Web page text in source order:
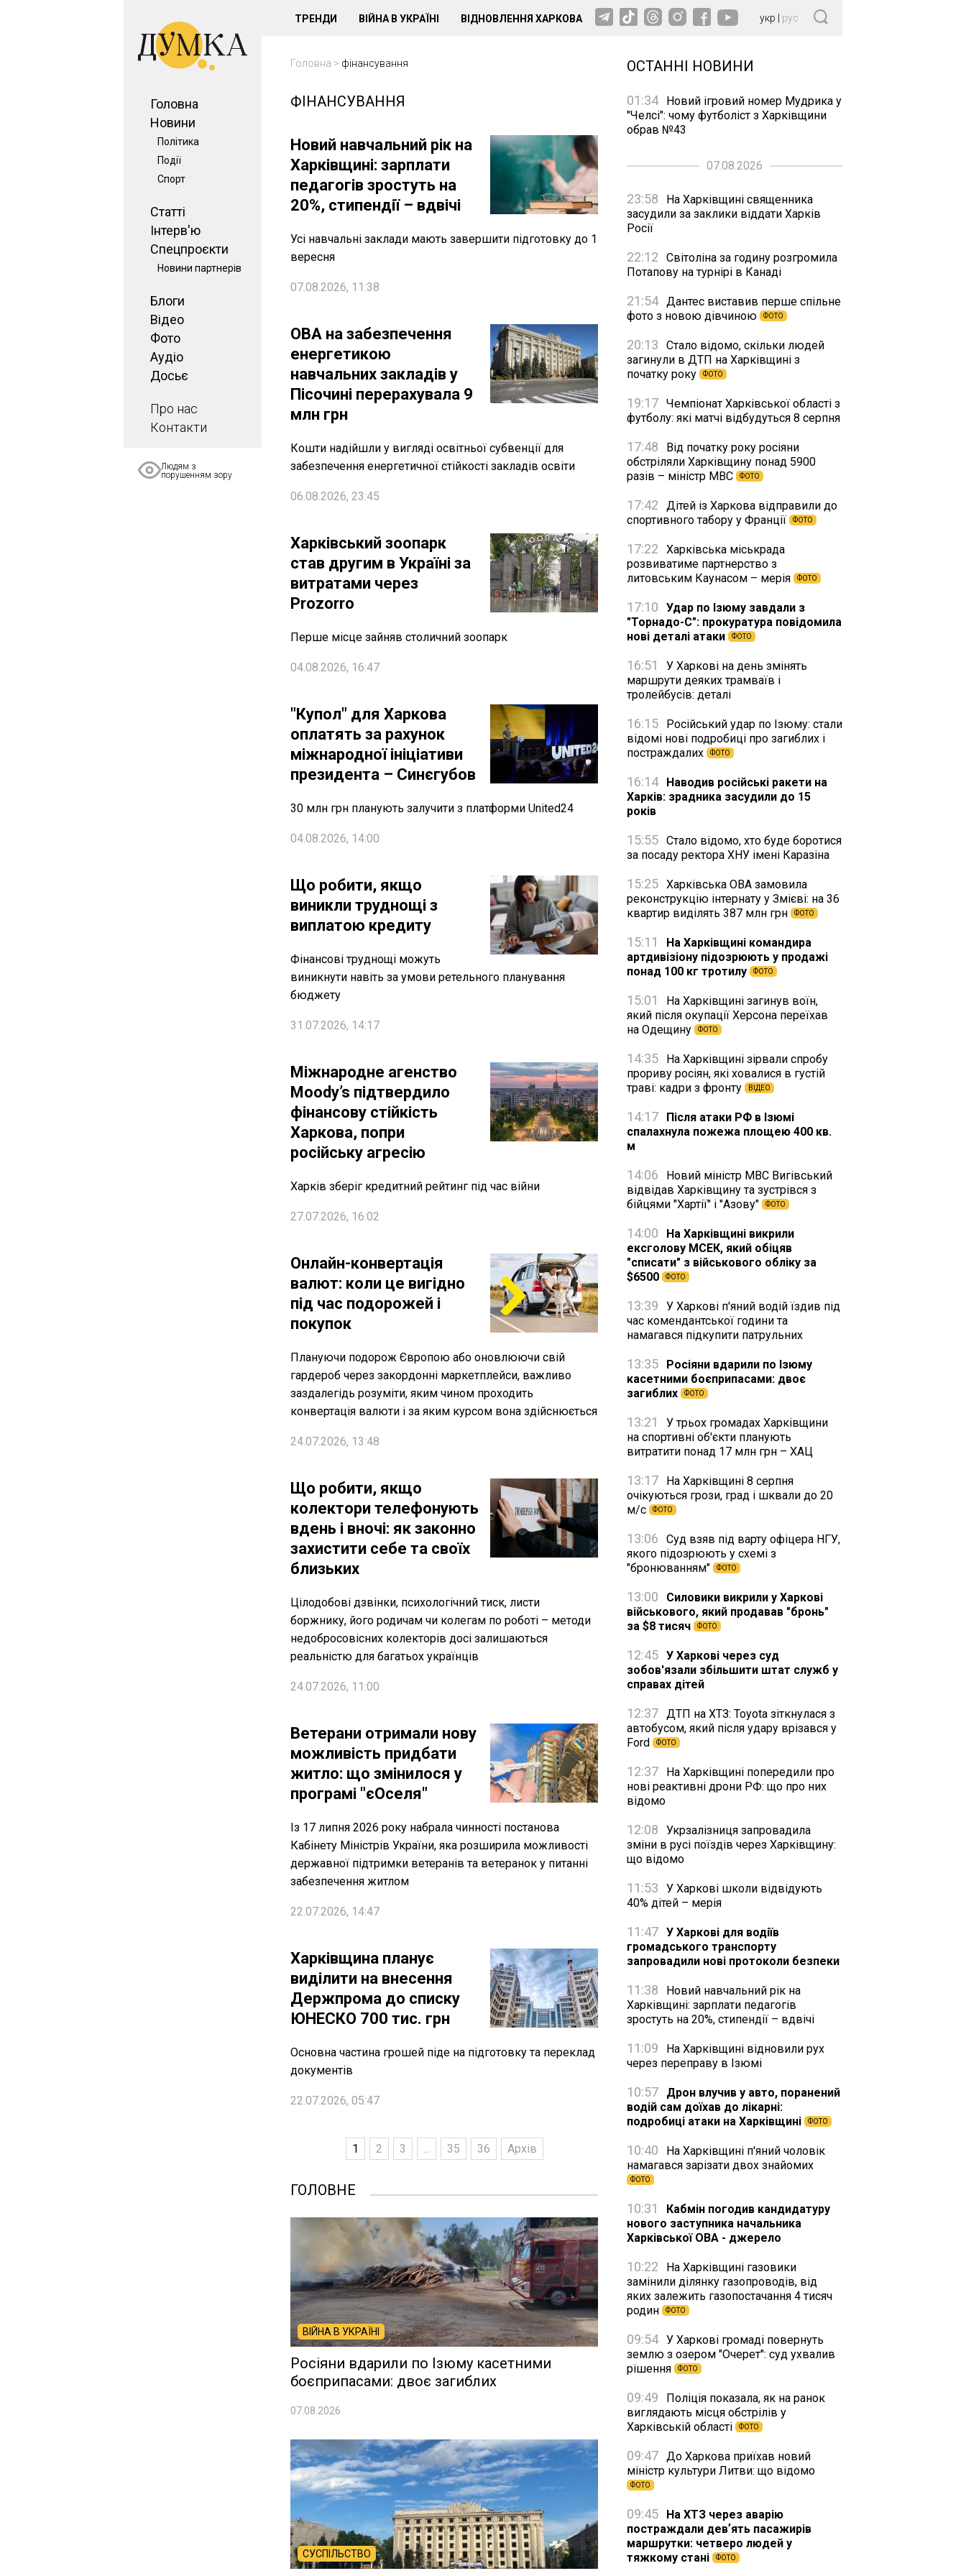
Головна
Новини
Політика
Події
Спорт
Статті
Інтерв'ю
Спецпроєкти
Новини партнерів
Блоги
Відео
Фото
Аудіо
Досьє
Про нас
Контакти
Людям з
порушенням зору
ТРЕНДИ ВІЙНА В УКРАЇНІ ВІДНОВЛЕННЯ ХАРКОВА укр рус
Головна > фінансування
ФІНАНСУВАННЯ
Новий навчальний рік на
Харківщині: зарплати
педагогів зростуть на
20%, стипендії – вдвічі
Усі навчальні заклади мають завершити підготовку до 1
вересня
07.08.2026, 11:38
ОВА на забезпечення
енергетикою
навчальних закладів у
Пісочині перерахувала 9
млн грн
Кошти надійшли у вигляді освітньої субвенції для
забезпечення енергетичної стійкості закладів освіти
06.08.2026, 23:45
Харківський зоопарк
став другим в Україні за
витратами через
Prozorro
Перше місце зайняв столичний зоопарк
04.08.2026, 16:47
"Купол" для Харкова
оплатять за рахунок
міжнародної ініціативи
президента – Синєгубов
30 млн грн планують залучити з платформи United24
04.08.2026, 14:00
Що робити, якщо
виникли труднощі з
виплатою кредиту
Фінансові труднощі можуть
виникнути навіть за умови ретельного планування
бюджету
31.07.2026, 14:17
Міжнародне агенство
Moody’s підтвердило
фінансову стійкість
Харкова, попри
російську агресію
Харків зберіг кредитний рейтинг під час війни
27.07.2026, 16:02
Онлайн-конвертація
валют: коли це вигідно
під час подорожей і
покупок
Плануючи подорож Європою або оновлюючи свій
гардероб через закордонні маркетплейси, важливо
заздалегідь розуміти, яким чином проходить
конвертація валюти і за яким курсом вона здійснюється
24.07.2026, 13:48
Що робити, якщо
колектори телефонують
вдень і вночі: як законно
захистити себе та своїх
близьких
Цілодобові дзвінки, психологічний тиск, листи
боржнику, його родичам чи колегам по роботі – методи
недобросовісних колекторів досі залишаються
реальністю для багатьох українців
24.07.2026, 11:00
Ветерани отримали нову
можливість придбати
житло: що змінилося у
програмі "єОселя"
Із 17 липня 2026 року набрала чинності постанова
Кабінету Міністрів України, яка розширила можливості
державної підтримки ветеранів та ветеранок у питанні
забезпечення житлом
22.07.2026, 14:47
Харківщина планує
виділити на внесення
Держпрома до списку
ЮНЕСКО 700 тис. грн
Основна частина грошей піде на підготовку та переклад
документів
22.07.2026, 05:47
1 2 3 ... 35 36 Архів
ГОЛОВНЕ
ВІЙНА В УКРАЇНІ
Росіяни вдарили по Ізюму касетними
боєприпасами: двоє загиблих
07.08.2026
СУСПІЛЬСТВО
ОСТАННІ НОВИНИ
01:34
Новий ігровий номер Мудрика у
"Челсі": чому футболіст з Харківщини
обрав №43
07.08.2026
23:58
На Харківщині священника
засудили за заклики віддати Харків
Росії
22:12
Світоліна за годину розгромила
Потапову на турнірі в Канаді
21:54 Дантес виставив перше спільне
фото з новою дівчиною
ФОТО
20:13
Стало відомо, скільки людей
загинули в ДТП на Харківщині з
початку року
ФОТО
19:17 Чемпіонат Харківської області з
футболу: які матчі відбудуться 8 серпня
17:48
Від початку року росіяни
обстріляли Харківщину понад 5900
разів – міністр МВС
ФОТО
17:42
Дітей із Харкова відправили до
спортивного табору у Франції
ФОТО
17:22
Харківська міськрада
розвиватиме партнерство з
литовським Каунасом – мерія
ФОТО
17:10
Удар по Ізюму завдали з
"Торнадо-С": прокуратура повідомила
нові деталі атаки
ФОТО
16:51
У Харкові на день змінять
маршрути деяких трамваїв і
тролейбусів: деталі
16:15
Російський удар по Ізюму: стали
відомі нові подробиці про загиблих і
постраждалих
ФОТО
16:14
Наводив російські ракети на
Харків: зрадника засудили до 15
років
15:55 Стало відомо, хто буде боротися
за посаду ректора ХНУ імені Каразіна
15:25 Харківська ОВА замовила
реконструкцію інтернату у Змієві: на 36
квартир виділять 387 млн грн
ФОТО
15:11
На Харківщині командира
артдивізіону підозрюють у продажі
понад 100 кг тротилу
ФОТО
15:01
На Харківщині загинув воїн,
який після окупації Херсона переїхав
на Одещину
ФОТО
14:35
На Харківщині зірвали спробу
прориву росіян, які ховалися в густій
траві: кадри з фронту
ВІДЕО
14:17
Після атаки РФ в Ізюмі
спалахнула пожежа площею 400 кв.
м
14:06
Новий міністр МВС Вигівський
відвідав Харківщину та зустрівся з
бійцями "Хартії" і "Азову"
ФОТО
14:00
На Харківщині викрили
ексголову МСЕК, який обіцяв
"списати" з військового обліку за
$6500
ФОТО
13:39
У Харкові п'яний водій їздив під
час комендантської години та
намагався підкупити патрульних
13:35
Росіяни вдарили по Ізюму
касетними боєприпасами: двоє
загиблих
ФОТО
13:21
У трьох громадах Харківщини
на спортивні об'єкти планують
витратити понад 17 млн грн – ХАЦ
13:17
На Харківщині 8 серпня
очікуються грози, град і шквали до 20
м/с
ФОТО
13:06
Суд взяв під варту офіцера НГУ,
якого підозрюють у схемі з
"бронюванням"
ФОТО
13:00
Силовики викрили у Харкові
військового, який продавав "бронь"
за $8 тисяч
ФОТО
12:45 У Харкові через суд
зобов'язали збільшити штат служб у
справах дітей
12:37 ДТП на ХТЗ: Toyota зіткнулася з
автобусом, який після удару врізався у
Ford
ФОТО
12:37
На Харківщині попередили про
нові реактивні дрони РФ: що про них
відомо
12:08
Укрзалізниця запровадила
зміни в русі поїздів через Харківщину:
що відомо
11:53
У Харкові школи відвідують
40% дітей – мерія
11:47 У Харкові для водіїв
громадського транспорту
запровадили нові протоколи безпеки
11:38
Новий навчальний рік на
Харківщині: зарплати педагогів
зростуть на 20%, стипендії – вдвічі
11:09
На Харківщині відновили рух
через переправу в Ізюмі
10:57
Дрон влучив у авто, поранений
водій сам доїхав до лікарні:
подробиці атаки на Харківщині
ФОТО
10:40
На Харківщині п'яний чоловік
намагався зарізати двох знайомих
ФОТО
10:31
Кабмін погодив кандидатуру
нового заступника начальника
Харківської ОВА - джерело
10:22
На Харківщині газовики
замінили ділянку газопроводів, від
яких залежить газопостачання 4 тисяч
родин
ФОТО
09:54 У Харкові громаді повернуть
землю з озером "Очерет": суд ухвалив
рішення
ФОТО
09:49
Поліція показала, як на ранок
виглядають місця обстрілів у
Харківській області
ФОТО
09:47 До Харкова приїхав новий
міністр культури Литви: що відомо
ФОТО
09:45
На ХТЗ через аварію
постраждали девʼять пасажирів
маршрутки: четверо людей у
тяжкому стані
ФОТО